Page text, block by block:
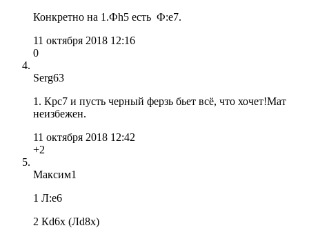
Конкретно на 1.Фh5 есть Ф:e7.
11 октября 2018 12:16
0
Serg63
1. Крс7 и пусть черный ферзь бьет всё, что хочет!Мат
неизбежен.
11 октября 2018 12:42
+2
Максим1
1 Л:е6
2 Кd6х (Лd8x)